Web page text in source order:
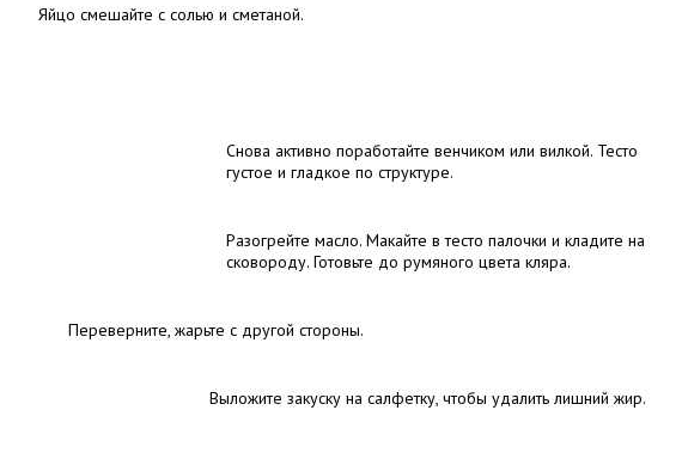
Яйцо смешайте с солью и сметаной.
Снова активно поработайте венчиком или вилкой. Тесто
густое и гладкое по структуре.
Разогрейте масло. Макайте в тесто палочки и кладите на
сковороду. Готовьте до румяного цвета кляра.
Переверните, жарьте с другой стороны.
Выложите закуску на салфетку, чтобы удалить лишний жир.